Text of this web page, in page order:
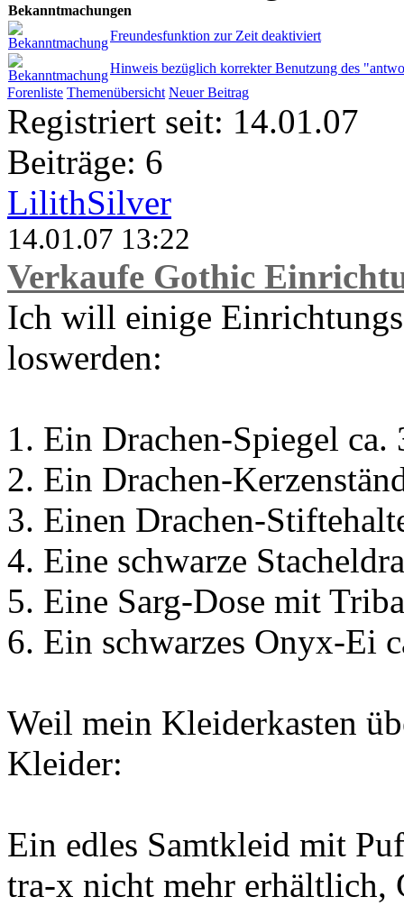
Bekanntmachungen
Freundesfunktion zur Zeit deaktiviert
Hinweis bezüglich korrekter Benutzung des
Forenliste Themenübersicht Neuer Beitrag
Registriert seit: 14.01.07
Beiträge: 6
LilithSilver
14.01.07 13:22
Verkaufe Gothic
Ich will einige
loswerden:
1. Ein Drachen-Spiegel
2. Ein Drachen-
3. Einen Drachen-
4. Eine schwarze
5. Eine Sarg-Dose mit
6. Ein schwarzes Onyx-Ei
Weil mein Kleiderkasten
Kleider:
Ein edles Samtkleid mit
tra-x nicht mehr erhältlich,